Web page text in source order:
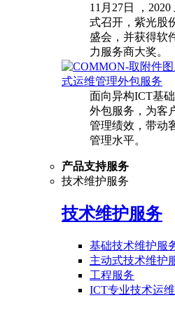
11月27日 ，
式召开，紫光股
盛会，并获得软
力服务商大奖。
式运维管理外包服务
面向异构ICT基
外包服务，为客
管理绩效，带动
管理水平。
产品支持服务
技术维护服务
技术维护服务
基础技术维护服
主动式技术维护
工程服务
ICT专业技术运